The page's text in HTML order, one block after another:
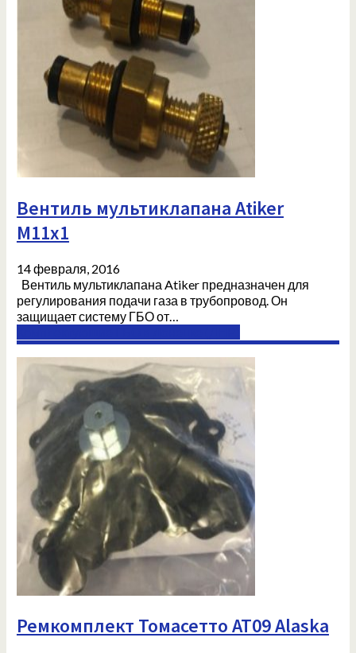
Вентиль мультиклапана Atiker
М11х1
14 февраля, 2016
Вентиль мультиклапана Atiker предназначен для
регулирования подачи газа в трубопровод. Он
защищает систему ГБО от…
Ремкомплект Томасетто AT09 Alaska